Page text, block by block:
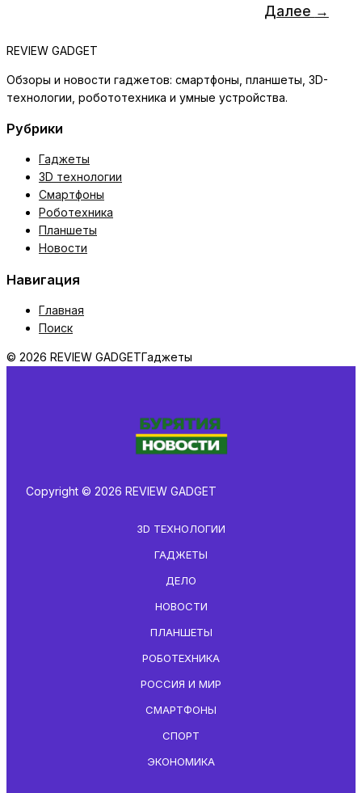
Далее →
REVIEW GADGET
Обзоры и новости гаджетов: смартфоны, планшеты, 3D-
технологии, робототехника и умные устройства.
Рубрики
Гаджеты
3D технологии
Смартфоны
Роботехника
Планшеты
Новости
Навигация
Главная
Поиск
© 2026 REVIEW GADGETГаджеты
Copyright © 2026 REVIEW GADGET
3D ТЕХНОЛОГИИ
ГАДЖЕТЫ
ДЕЛО
НОВОСТИ
ПЛАНШЕТЫ
РОБОТЕХНИКА
РОССИЯ И МИР
СМАРТФОНЫ
СПОРТ
ЭКОНОМИКА